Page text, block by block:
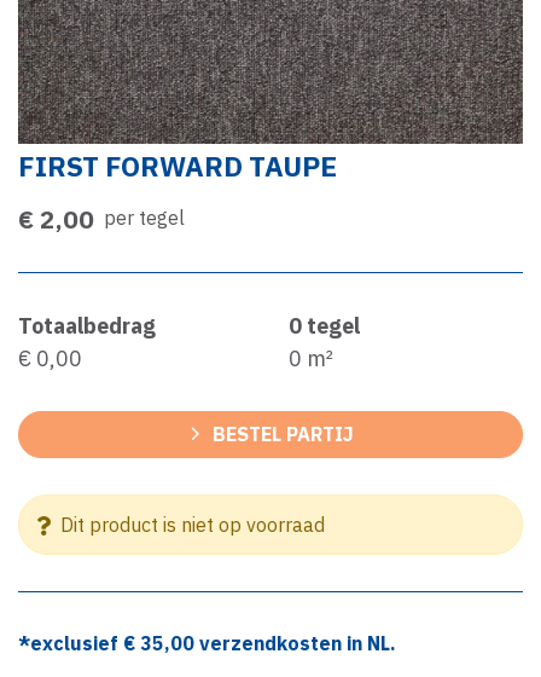
FIRST FORWARD TAUPE
€ 2,00 per tegel
Totaalbedrag
€ 0,00
0 tegel
0 m²
BESTEL PARTIJ
Dit product is niet op voorraad
*exclusief € 35,00 verzendkosten in NL.